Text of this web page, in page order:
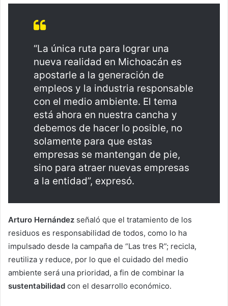
“La única ruta para lograr una
nueva realidad en Michoacán es
apostarle a la generación de
empleos y la industria responsable
con el medio ambiente. El tema
está ahora en nuestra cancha y
debemos de hacer lo posible, no
solamente para que estas
empresas se mantengan de pie,
sino para atraer nuevas empresas
a la entidad”, expresó.
Arturo Hernández señaló que el tratamiento de los
residuos es responsabilidad de todos, como lo ha
impulsado desde la campaña de “Las tres R”; recicla,
reutiliza y reduce, por lo que el cuidado del medio
ambiente será una prioridad, a fin de combinar la
sustentabilidad con el desarrollo económico.